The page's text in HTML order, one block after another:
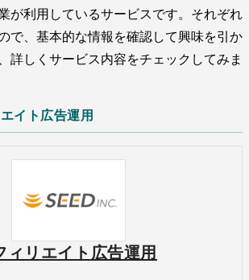
が利用しているサービスです。それぞれ
で、基本的な情報を確認して興味を引か
詳しくサービス内容をチェックしてみま
イト広告運用
ィリエイト広告運用